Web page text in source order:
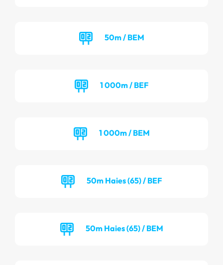
50m / BEM
1 000m / BEF
1 000m / BEM
50m Haies (65) / BEF
50m Haies (65) / BEM